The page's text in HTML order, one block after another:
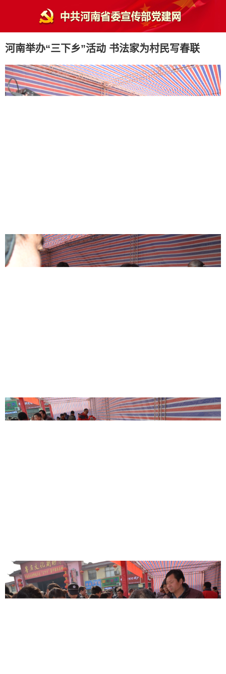
河南举办“三下乡”活动 书法家为村民写春联